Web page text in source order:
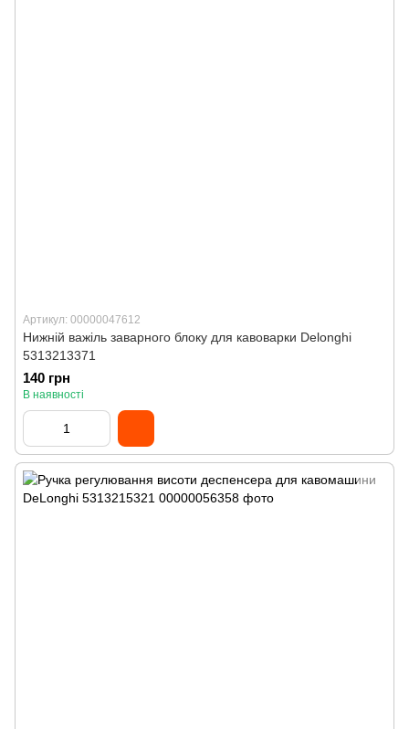
Артикул: 00000047612
Нижній важіль заварного блоку для кавоварки Delonghi
5313213371
140 грн
В наявності